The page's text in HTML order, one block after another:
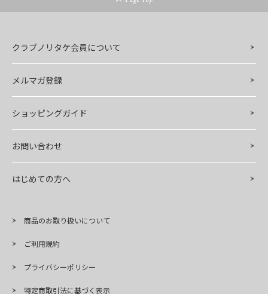
クラブノリタケ会員について
メルマガ登録
ショッピングガイド
お問い合わせ
はじめての方へ
商品のお取り扱いについて
ご利用規約
プライバシーポリシー
特定商取引法に基づく表示